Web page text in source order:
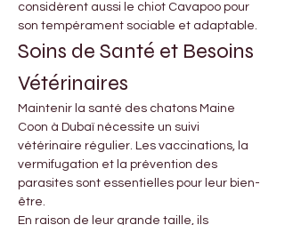
considèrent aussi le chiot Cavapoo pour
son tempérament sociable et adaptable.
Soins de Santé et Besoins
Vétérinaires
Maintenir la santé des chatons Maine
Coon à Dubaï nécessite un suivi
vétérinaire régulier. Les vaccinations, la
vermifugation et la prévention des
parasites sont essentielles pour leur bien-
être.
En raison de leur grande taille, ils